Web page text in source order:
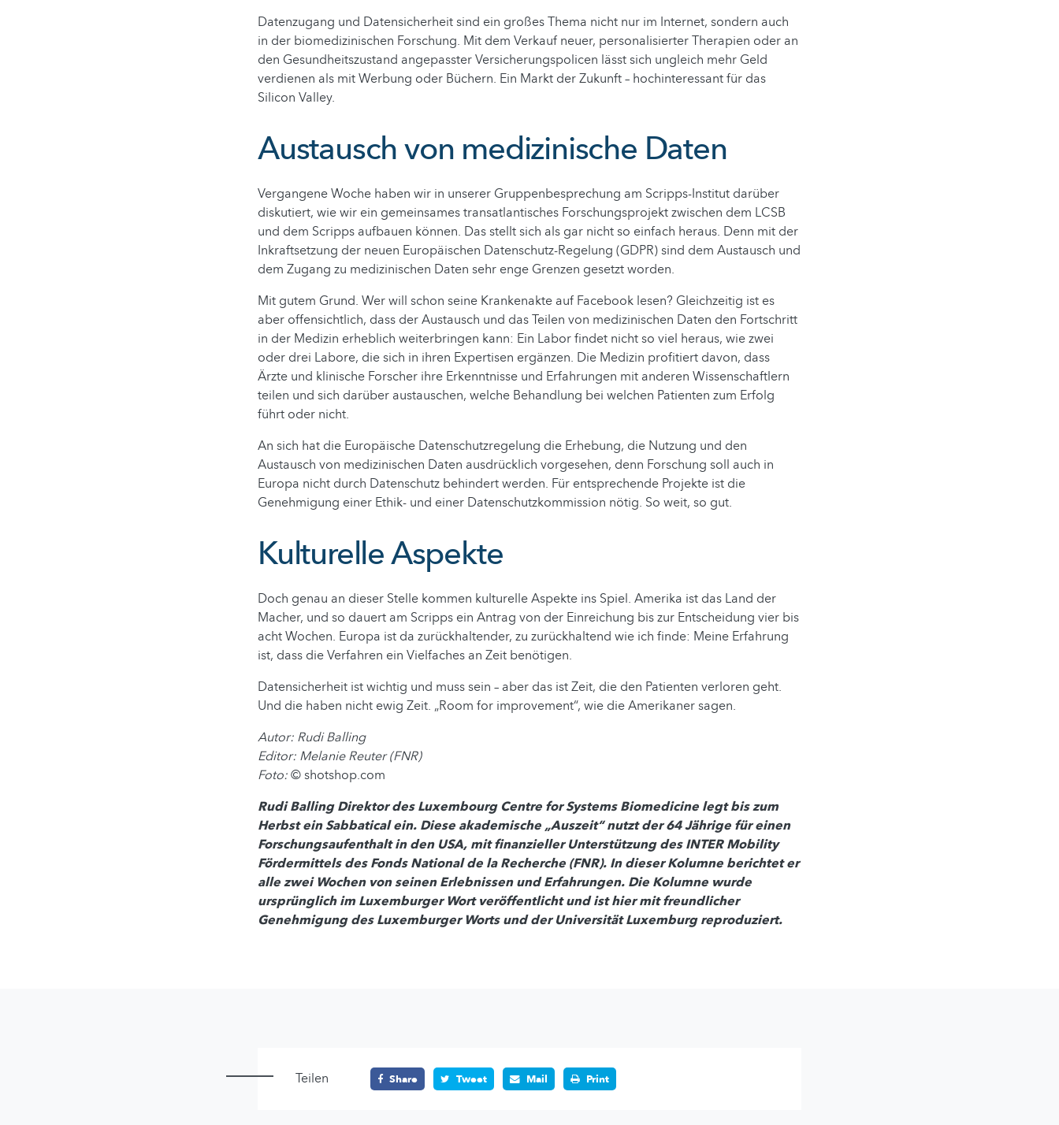
Datenzugang und Datensicherheit sind ein großes Thema nicht nur im Internet, sondern auch
in der biomedizinischen Forschung. Mit dem Verkauf neuer, personalisierter Therapien oder an
den Gesundheitszustand angepasster Versicherungspolicen lässt sich ungleich mehr Geld
verdienen als mit Werbung oder Büchern. Ein Markt der Zukunft – hochinteressant für das
Silicon Valley.
Austausch von medizinische Daten
Vergangene Woche haben wir in unserer Gruppenbesprechung am Scripps-Institut darüber
diskutiert, wie wir ein gemeinsames transatlantisches Forschungsprojekt zwischen dem LCSB
und dem Scripps aufbauen können. Das stellt sich als gar nicht so einfach heraus. Denn mit der
Inkraftsetzung der neuen Europäischen Datenschutz-Regelung (GDPR) sind dem Austausch und
dem Zugang zu medizinischen Daten sehr enge Grenzen gesetzt worden.
Mit gutem Grund. Wer will schon seine Krankenakte auf Facebook lesen? Gleichzeitig ist es
aber offensichtlich, dass der Austausch und das Teilen von medizinischen Daten den Fortschritt
in der Medizin erheblich weiterbringen kann: Ein Labor findet nicht so viel heraus, wie zwei
oder drei Labore, die sich in ihren Expertisen ergänzen. Die Medizin profitiert davon, dass
Ärzte und klinische Forscher ihre Erkenntnisse und Erfahrungen mit anderen Wissenschaftlern
teilen und sich darüber austauschen, welche Behandlung bei welchen Patienten zum Erfolg
führt oder nicht.
An sich hat die Europäische Datenschutzregelung die Erhebung, die Nutzung und den
Austausch von medizinischen Daten ausdrücklich vorgesehen, denn Forschung soll auch in
Europa nicht durch Datenschutz behindert werden. Für entsprechende Projekte ist die
Genehmigung einer Ethik- und einer Datenschutzkommission nötig. So weit, so gut.
Kulturelle Aspekte
Doch genau an dieser Stelle kommen kulturelle Aspekte ins Spiel. Amerika ist das Land der
Macher, und so dauert am Scripps ein Antrag von der Einreichung bis zur Entscheidung vier bis
acht Wochen. Europa ist da zurückhaltender, zu zurückhaltend wie ich finde: Meine Erfahrung
ist, dass die Verfahren ein Vielfaches an Zeit benötigen.
Datensicherheit ist wichtig und muss sein – aber das ist Zeit, die den Patienten verloren geht.
Und die haben nicht ewig Zeit. „Room for improvement“, wie die Amerikaner sagen.
Autor: Rudi Balling
Editor: Melanie Reuter (FNR)
Foto:© shotshop.com
Rudi Balling Direktor des Luxembourg Centre for Systems Biomedicine legt bis zum
Herbst ein Sabbatical ein. Diese akademische „Auszeit“ nutzt der 64 Jährige für einen
Forschungsaufenthalt in den USA, mit finanzieller Unterstützung des INTER Mobility
Fördermittels des Fonds National de la Recherche (FNR). In dieser Kolumne berichtet er
alle zwei Wochen von seinen Erlebnissen und Erfahrungen. Die Kolumne wurde
ursprünglich im Luxemburger Wort veröffentlicht und ist hier mit freundlicher
Genehmigung des Luxemburger Worts und der Universität Luxemburg reproduziert.
Teilen Share Tweet Mail Print